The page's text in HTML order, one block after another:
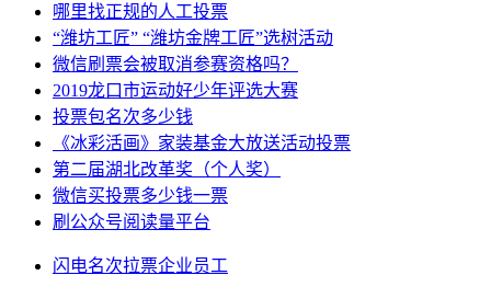
哪里找正规的人工投票
“潍坊工匠” “潍坊金牌工匠”选树活动
微信刷票会被取消参赛资格吗？
2019龙口市运动好少年评选大赛
投票包名次多少钱
《冰彩活画》家装基金大放送活动投票
第二届湖北改革奖（个人奖）
微信买投票多少钱一票
刷公众号阅读量平台
闪电名次拉票企业员工